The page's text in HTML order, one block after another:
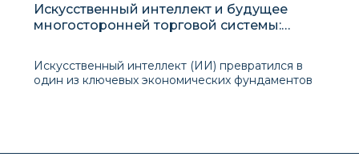
Искусственный интеллект и будущее
многосторонней торговой системы:
Искусственный интеллект (ИИ) превратился в
один из ключевых экономических фундаментов
трансформационному воздействию с электрич